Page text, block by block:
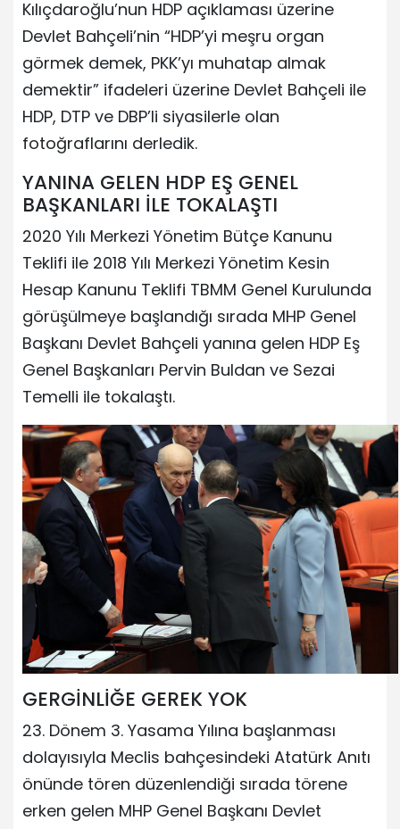
Kılıçdaroğlu’nun HDP açıklaması üzerine
Devlet Bahçeli’nin “HDP’yi meşru organ
görmek demek, PKK’yı muhatap almak
demektir” ifadeleri üzerine Devlet Bahçeli ile
HDP, DTP ve DBP’li siyasilerle olan
fotoğraflarını derledik.
YANINA GELEN HDP EŞ GENEL
BAŞKANLARI İLE TOKALAŞTI
2020 Yılı Merkezi Yönetim Bütçe Kanunu
Teklifi ile 2018 Yılı Merkezi Yönetim Kesin
Hesap Kanunu Teklifi TBMM Genel Kurulunda
görüşülmeye başlandığı sırada MHP Genel
Başkanı Devlet Bahçeli yanına gelen HDP Eş
Genel Başkanları Pervin Buldan ve Sezai
Temelli ile tokalaştı.
GERGİNLİĞE GEREK YOK
23. Dönem 3. Yasama Yılına başlanması
dolayısıyla Meclis bahçesindeki Atatürk Anıtı
önünde tören düzenlendiği sırada törene
erken gelen MHP Genel Başkanı Devlet